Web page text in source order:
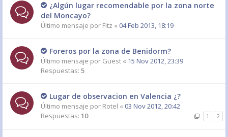
¿Algún lugar recomendable por la zona norte
del Moncayo?
Último mensaje por Fitz « 04 Feb 2013, 18:19
Foreros por la zona de Benidorm?
Último mensaje por Guest « 15 Nov 2012, 23:39
Respuestas: 5
Lugar de observacion en Valencia ¿?
Último mensaje por Rotel « 03 Nov 2012, 20:42
Respuestas: 10 1 2